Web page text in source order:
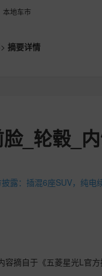
本地车市
> 摘要详情
_轮毂_
披露：插混6座SUV，纯电
容摘自于《五菱星光L官